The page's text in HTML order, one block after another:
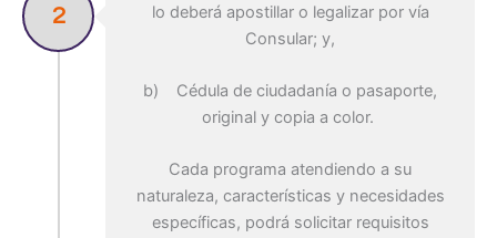
lo deberá apostillar o legalizar por vía
Consular; y,
b) Cédula de ciudadanía o pasaporte,
original y copia a color.
Cada programa atendiendo a su
naturaleza, características y necesidades
específicas, podrá solicitar requisitos
2